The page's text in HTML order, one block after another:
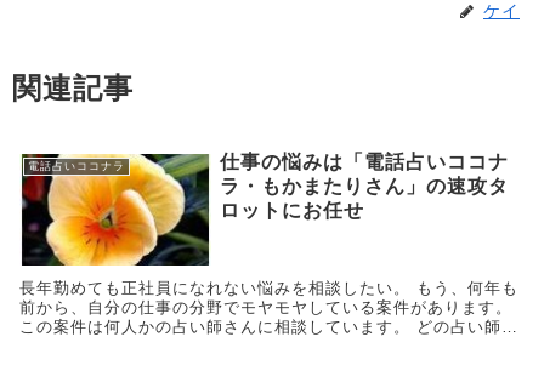
ケイ
関連記事
電話占いココナラ
仕事の悩みは「電話占いココナ
ラ・もかまたりさん」の速攻タ
ロットにお任せ
長年勤めても正社員になれない悩みを相談したい。 もう、何年も
前から、自分の仕事の分野でモヤモヤしている案件があります。
この案件は何人かの占い師さんに相談しています。 どの占い師さ